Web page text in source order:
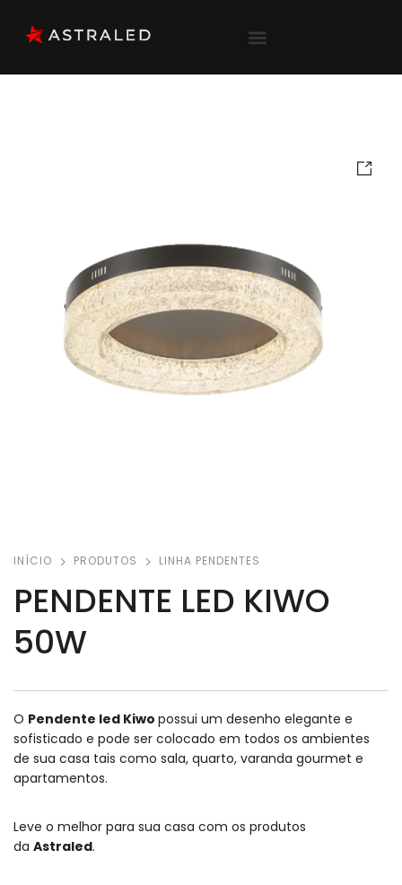
INÍCIO PRODUTOS LINHA PENDENTES
PENDENTE LED KIWO
50W
O Pendente led Kiwo possui um desenho elegante e
sofisticado e pode ser colocado em todos os ambientes
de sua casa tais como sala, quarto, varanda gourmet e
apartamentos.
Leve o melhor para sua casa com os produtos
da Astraled.